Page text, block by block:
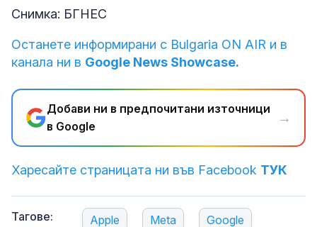
Снимка: БГНЕС
Останете информирани с Bulgaria ON AIR и в
канала ни в Google News Showcase.
Добави ни в предпочитани източници
в Google
→
Харесайте страницата ни във Facebook ТУК
Тагове: Apple Meta Google